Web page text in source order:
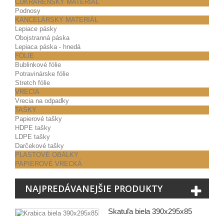
CUKRÁRENSKÝ MATERIÁL
Podnosy
KANCELÁRSKY MATERIÁL
Lepiace pásky
Obojstranná páska
Lepiaca páska - hnedá
FÓLIE
Bublinkové fólie
Potravinárske fólie
Stretch fólie
VRECIA
Vrecia na odpadky
TAŠKY
Papierové tašky
HDPE tašky
LDPE tašky
Darčekové tašky
PLASTOVÉ OBÁLKY
PAPIEROVÉ VRECKÁ
NAJPREDÁVANEJŠIE PRODUKTY
Škatuľa biela 390x295x85